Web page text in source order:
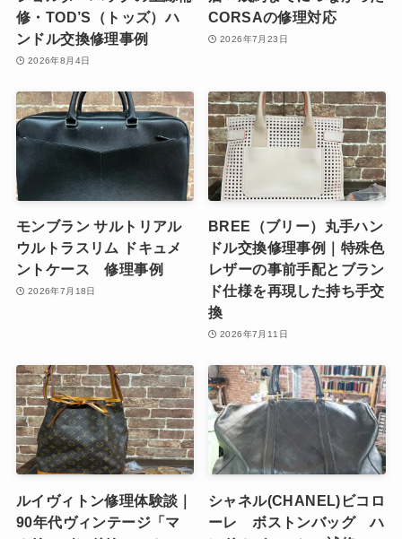
修・TOD’S（トッズ）ハ
ンドル交換修理事例
2026年8月4日
CORSAの修理対応
2026年7月23日
モンブラン サルトリアル
ウルトラスリム ドキュメ
ントケース 修理事例
2026年7月18日
BREE（ブリー）丸手ハン
ドル交換修理事例｜特殊色
レザーの事前手配とブラン
ド仕様を再現した持ち手交
換
2026年7月11日
ルイヴィトン修理体験談｜
90年代ヴィンテージ「マ
シャネル(CHANEL)ビコロ
ーレ ボストンバッグ ハ